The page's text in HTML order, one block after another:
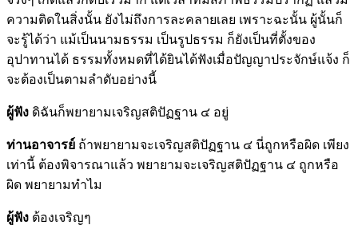
ความติดในสิ่งนั้น ยังไม่ถึงการละคลายเลย เพราะฉะนั้น ผู้นั้นก็
จะรู้ได้ว่า แม้เป็นนามธรรม เป็นรูปธรรม ก็ยังเป็นที่ตั้งของ
อุปาทานได้ ธรรมทั้งหมดที่ได้ยินได้ฟังเมื่อปัญญาประจักษ์แจ้ง ก็
จะต้องเป็นตามลำดับอย่างนี้
ผู้ฟัง ดิฉันก็พยายามเจริญสติปัฏฐาน ๔ อยู่
ท่านอาจารย์ ถ้าพยายามจะเจริญสติปัฏฐาน ๔ นี่ถูกหรือผิด เพียง
เท่านี้ ต้องพิจารณาแล้ว พยายามจะเจริญสติปัฏฐาน ๔ ถูกหรือ
ผิด พยายามทำไม
ผู้ฟัง ต้องเจริญๆ